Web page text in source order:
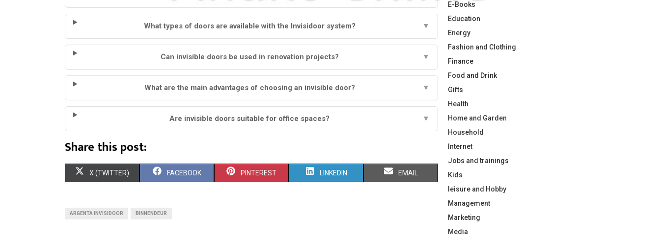
What types of doors are available with the Invisidoor system? ▼
Can invisible doors be used in renovation projects? ▼
What are the main advantages of choosing an invisible door? ▼
Are invisible doors suitable for office spaces? ▼
Share this post:
S
X (TWITTER) S
FACEBOOK S
PINTEREST S
LINKEDIN S
EMAIL
ARGENTA INVISIDOOR BINNENDEUR
E-Books
Education
Energy
Fashion and Clothing
Finance
Food and Drink
Gifts
Health
Home and Garden
Household
Internet
Jobs and trainings
Kids
leisure and Hobby
Management
Marketing
Media